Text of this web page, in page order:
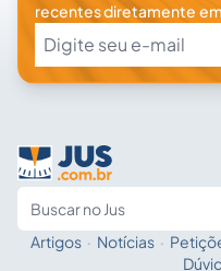
recentes diretamente
Artigos · Notícias ·